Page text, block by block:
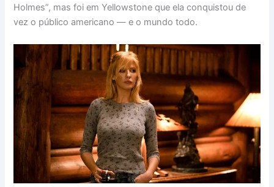
Holmes”, mas foi em Yellowstone que ela conquistou de
vez o público americano — e o mundo todo.